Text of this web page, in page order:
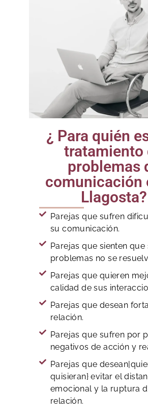
¿ Para quién
tratamiento
problemas
comunicación
Llagosta?
Parejas que sufren
su comunicación.
Parejas que sienten que
problemas no se
Parejas que quieren
calidad de sus
Parejas que desean
relación.
Parejas que sufren por
negativos de acción y
Parejas que
quisieran} evitar el
emocional y la ruptura
relación.